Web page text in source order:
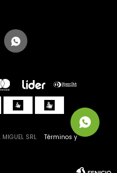

SRL
Términos y